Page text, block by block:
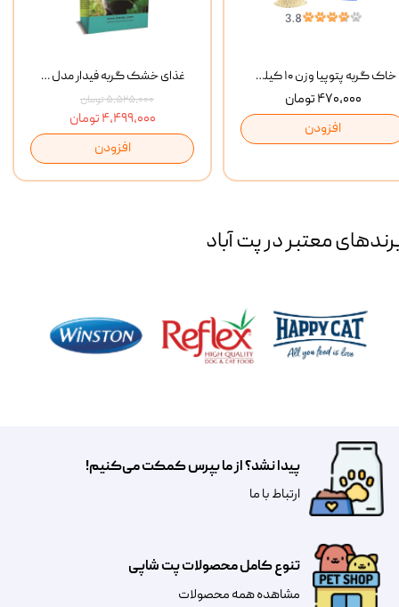
غذای خشک گربه فیدار مدل Adult وزن 10 کیلوگرم
۵,۵۲۵,۰۰۰ تومان
۴,۴۹۹,۰۰۰ تومان
افزودن
خاک گربه پتوپیا وزن ۱۰ کیلوگرم
۴۷۰,۰۰۰ تومان
افزودن
معتبر در پت آباد
تنوع کامل محصولات پت شاپی
مشاهده همه محصولات
پیدا نشد؟ از ما بپرس کمکت می‌کنیم!
​​​ارتباط با ما